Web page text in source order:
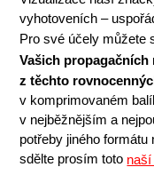
vyhotoveních –
Pro své účely můžete
Vašich
z těchto
v komprimovaném
v nejběžnějším a
potřeby jiného
sdělte prosím toto naší